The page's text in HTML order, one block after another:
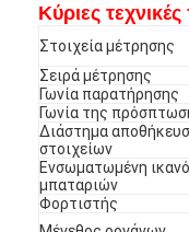
Κύριες
Στοιχεία μέτρησης
Σειρά μέτρησης
Γωνία παρατήρησης
Γωνία της
Διάστημα
στοιχείων
Ενσωματωμένη
μπαταριών
Φορτιστής